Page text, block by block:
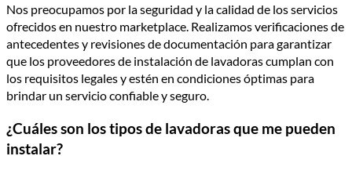
Nos preocupamos por la seguridad y la calidad de los servicios
ofrecidos en nuestro marketplace. Realizamos verificaciones de
antecedentes y revisiones de documentación para garantizar
que los proveedores de instalación de lavadoras cumplan con
los requisitos legales y estén en condiciones óptimas para
brindar un servicio confiable y seguro.
¿Cuáles son los tipos de lavadoras que me pueden
instalar?